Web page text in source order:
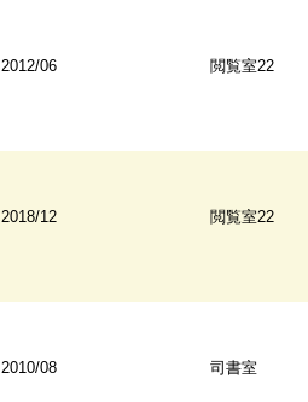
2012/06 閲覧室22
2018/12 閲覧室22
2010/08 司書室